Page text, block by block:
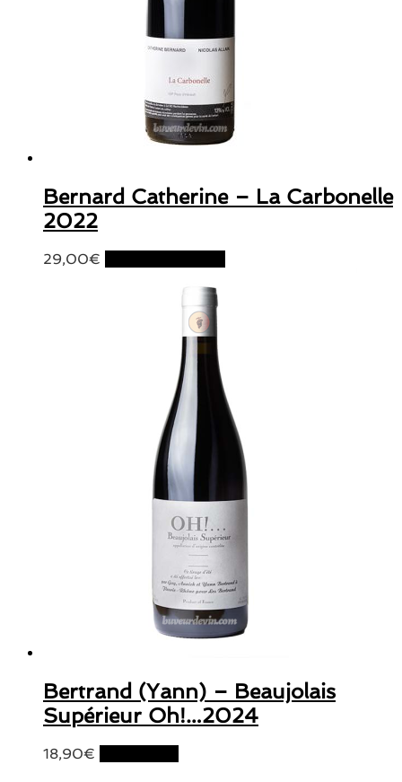
Bernard Catherine – La Carbonelle
2022
29,00€
Bertrand (Yann) – Beaujolais
Supérieur Oh!…2024
18,90€